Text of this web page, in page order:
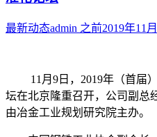
最新动态admin 之前2019年11
11月9日，2019年（首届）
坛在北京隆重召开，公司副总
由冶金工业规划研究院主办。